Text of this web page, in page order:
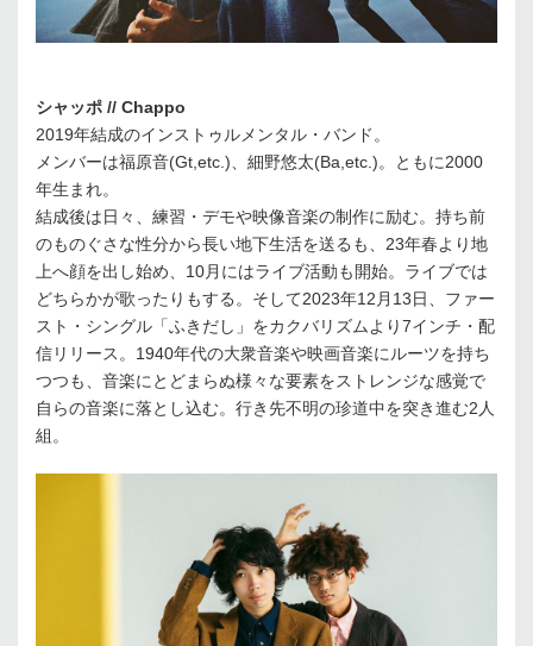
シャッポ // Chappo
2019年結成のインストゥルメンタル・バンド。
メンバーは福原音(Gt,etc.)、細野悠太(Ba,etc.)。ともに2000
年生まれ。
結成後は日々、練習・デモや映像音楽の制作に励む。持ち前
のものぐさな性分から長い地下生活を送るも、23年春より地
上へ顔を出し始め、10月にはライブ活動も開始。ライブでは
どちらかが歌ったりもする。そして2023年12月13日、ファー
スト・シングル「ふきだし」をカクバリズムより7インチ・配
信リリース。1940年代の大衆音楽や映画音楽にルーツを持ち
つつも、音楽にとどまらぬ様々な要素をストレンジな感覚で
自らの音楽に落とし込む。行き先不明の珍道中を突き進む2人
組。